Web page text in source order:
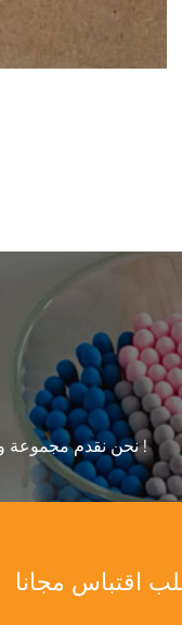
نحن نقدم مجموعة واسعة من الألعاب الأمنية ، والآن اقتبس !
اقتباس مجانا